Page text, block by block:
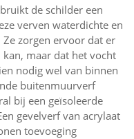
de schilder een
verven waterdichte en
zorgen ervoor dat er
maar dat het vocht
nodig wel van binnen
buitenmuurverf
bij een geïsoleerde
gevelverf van acrylaat
toevoeging